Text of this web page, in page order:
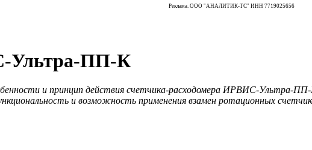
Реклама. ООО "АНАЛИТИК-ТС" ИНН 7719025656
Ультра-ПП-К
и принцип действия счетчика-расходомера ИРВИС-Ультра-ПП-
и возможность применения взамен ротационных